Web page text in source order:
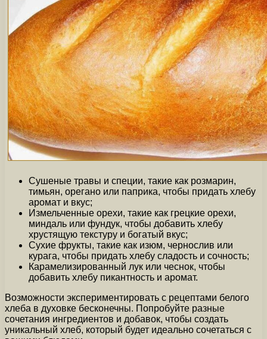
Сушеные травы и специи, такие как розмарин,
тимьян, орегано или паприка, чтобы придать хлебу
аромат и вкус;
Измельченные орехи, такие как грецкие орехи,
миндаль или фундук, чтобы добавить хлебу
хрустящую текстуру и богатый вкус;
Сухие фрукты, такие как изюм, чернослив или
курага, чтобы придать хлебу сладость и сочность;
Карамелизированный лук или чеснок, чтобы
добавить хлебу пикантность и аромат.
Возможности экспериментировать с рецептами белого
хлеба в духовке бесконечны. Попробуйте разные
сочетания ингредиентов и добавок, чтобы создать
уникальный хлеб, который будет идеально сочетаться с